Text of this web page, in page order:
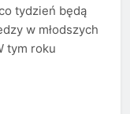
tydzień będą
w młodszych
tym roku